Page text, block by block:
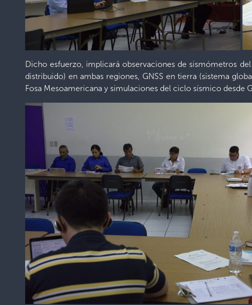
Dicho esfuerzo, implicará observaciones de sismómetros
distribuido) en ambas regiones, GNSS en tierra (sistema
Fosa Mesoamericana y simulaciones del ciclo sísmico desde